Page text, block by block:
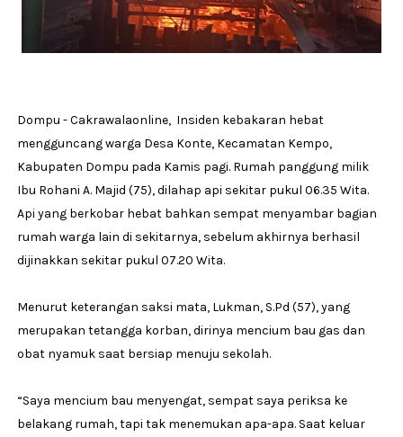
Dompu - Cakrawalaonline, Insiden kebakaran hebat
mengguncang warga Desa Konte, Kecamatan Kempo,
Kabupaten Dompu pada Kamis pagi. Rumah panggung milik
Ibu Rohani A. Majid (75), dilahap api sekitar pukul 06.35 Wita.
Api yang berkobar hebat bahkan sempat menyambar bagian
rumah warga lain di sekitarnya, sebelum akhirnya berhasil
dijinakkan sekitar pukul 07.20 Wita.
Menurut keterangan saksi mata, Lukman, S.Pd (57), yang
merupakan tetangga korban, dirinya mencium bau gas dan
obat nyamuk saat bersiap menuju sekolah.
“Saya mencium bau menyengat, sempat saya periksa ke
belakang rumah, tapi tak menemukan apa-apa. Saat keluar